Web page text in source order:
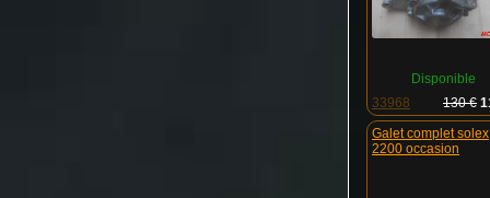
Disponible
33968
130 €
Galet complet solex
2200 occasion